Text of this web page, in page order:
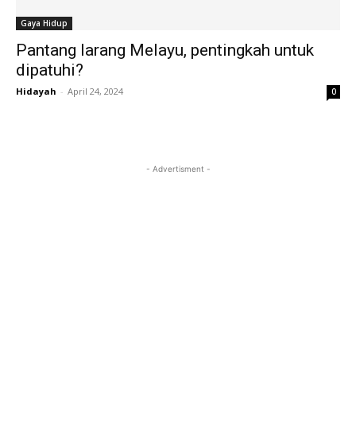
Gaya Hidup
Pantang larang Melayu, pentingkah untuk
dipatuhi?
Hidayah - April 24, 2024 0
- Advertisment -